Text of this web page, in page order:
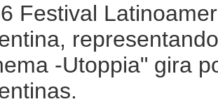
Festival
-Utoppia" gira